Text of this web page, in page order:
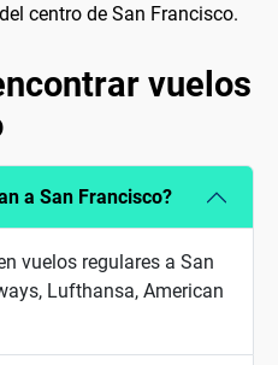
centro de San Francisco.
vuelos
a San Francisco?
vuelos regulares a San
Lufthansa, American